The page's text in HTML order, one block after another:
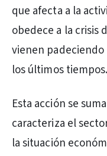
que afecta a la
obedece a la crisis
vienen
los últimos tiempos.
Esta acción se
caracteriza el
la situación